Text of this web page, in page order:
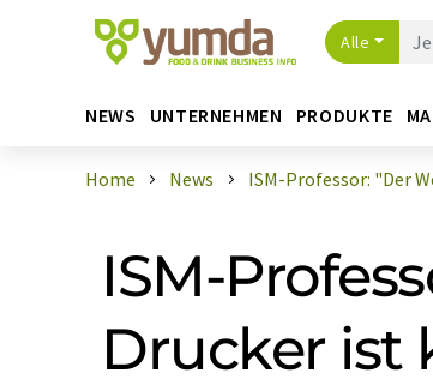
Alle
NEWS UNTERNEHMEN PRODUKTE
Home News ISM-Professor: "Der
ISM-
Drucker ist